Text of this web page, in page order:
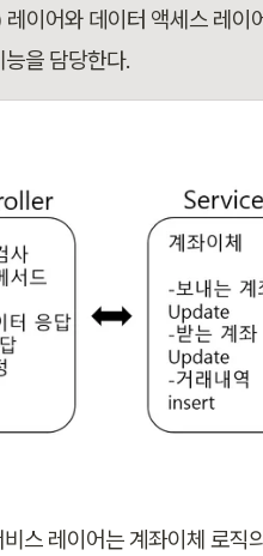
이어와 데이터 액세스 레
능을 담당한다.
스 레이어는 계좌이체 로직